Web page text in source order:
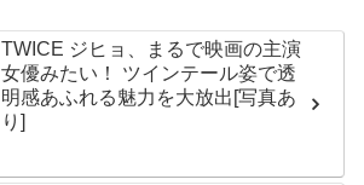
TWICE ジヒョ、まるで映画の主演
女優みたい！ ツインテール姿で透
明感あふれる魅力を大放出[写真あ
り]